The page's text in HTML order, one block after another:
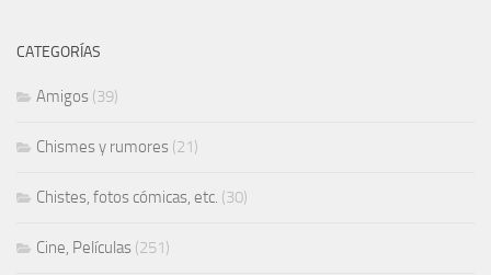
CATEGORÍAS
Amigos (39)
Chismes y rumores (21)
Chistes, fotos cómicas, etc. (30)
Cine, Películas (251)